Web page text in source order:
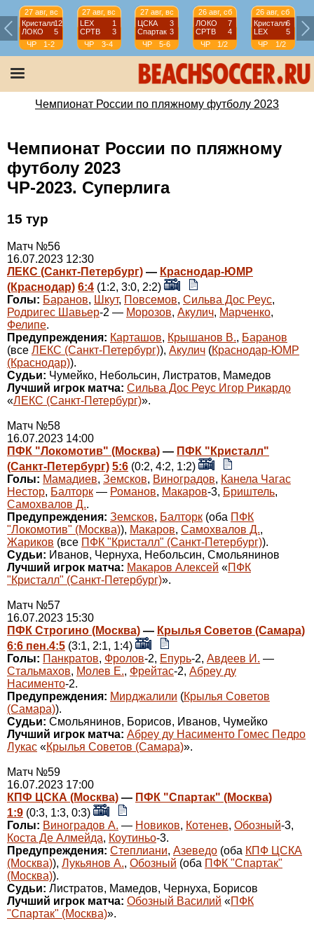
27 авг, вс
Кристалл12
ЛОКО
5
ЧР
1-2
27 авг, вс
LEX
1
СРТВ
3
ЧР
3-4
27 авг, вс
ЦСКА
3
Спартак 3
ЧР
5-6
26 авг, сб
ЛОКО
7
СРТВ
4
ЧР
1/2
26 авг, сб
Кристалл6
LEX
5
ЧР
1/2
Чемпионат России по пляжному футболу 2023
Чемпионат России по пляжному
футболу 2023
ЧР-2023. Суперлига
15 тур
Матч №56
16.07.2023 12:30
ЛЕКС (Санкт-Петербург) — Краснодар-ЮМР
(Краснодар) 6:4 (1:2, 3:0, 2:2)
Голы: Баранов, Шкут, Повсемов, Сильва Дос Реус,
Родригес Шавьер-2 — Морозов, Акулич, Марченко,
Фелипе.
Предупреждения: Карташов, Крышанов В., Баранов
(все ЛЕКС (Санкт-Петербург)), Акулич (Краснодар-ЮМР
(Краснодар)).
Судьи: Чумейко, Небольсин, Листратов, Мамедов
Лучший игрок матча: Сильва Дос Реус Игор Рикардо
«ЛЕКС (Санкт-Петербург)».
Матч №58
16.07.2023 14:00
ПФК "Локомотив" (Москва) — ПФК "Кристалл"
(Санкт-Петербург) 5:6 (0:2, 4:2, 1:2)
Голы: Мамадиев, Земсков, Виноградов, Канела Чагас
Нестор, Балторк — Романов, Макаров-3, Бриштель,
Самохвалов Д..
Предупреждения: Земсков, Балторк (оба ПФК
"Локомотив" (Москва)), Макаров, Самохвалов Д.,
Жариков (все ПФК "Кристалл" (Санкт-Петербург)).
Судьи: Иванов, Чернуха, Небольсин, Смольянинов
Лучший игрок матча: Макаров Алексей «ПФК
"Кристалл" (Санкт-Петербург)».
Матч №57
16.07.2023 15:30
ПФК Строгино (Москва) — Крылья Советов (Самара)
6:6 пен.4:5 (3:1, 2:1, 1:4)
Голы: Панкратов, Фролов-2, Епурь-2, Авдеев И. —
Стальмахов, Молев Е., Фрейтас-2, Абреу ду
Насименто-2.
Предупреждения: Мирджалили (Крылья Советов
(Самара)).
Судьи: Смольянинов, Борисов, Иванов, Чумейко
Лучший игрок матча: Абреу ду Насименто Гомес Педро
Лукас «Крылья Советов (Самара)».
Матч №59
16.07.2023 17:00
КПФ ЦСКА (Москва) — ПФК "Спартак" (Москва)
1:9 (0:3, 1:3, 0:3)
Голы: Виноградов А. — Новиков, Котенев, Обозный-3,
Коста Де Алмейда, Коутиньо-3.
Предупреждения: Степлиани, Азеведо (оба КПФ ЦСКА
(Москва)), Лукьянов А., Обозный (оба ПФК "Спартак"
(Москва)).
Судьи: Листратов, Мамедов, Чернуха, Борисов
Лучший игрок матча: Обозный Василий «ПФК
"Спартак" (Москва)».